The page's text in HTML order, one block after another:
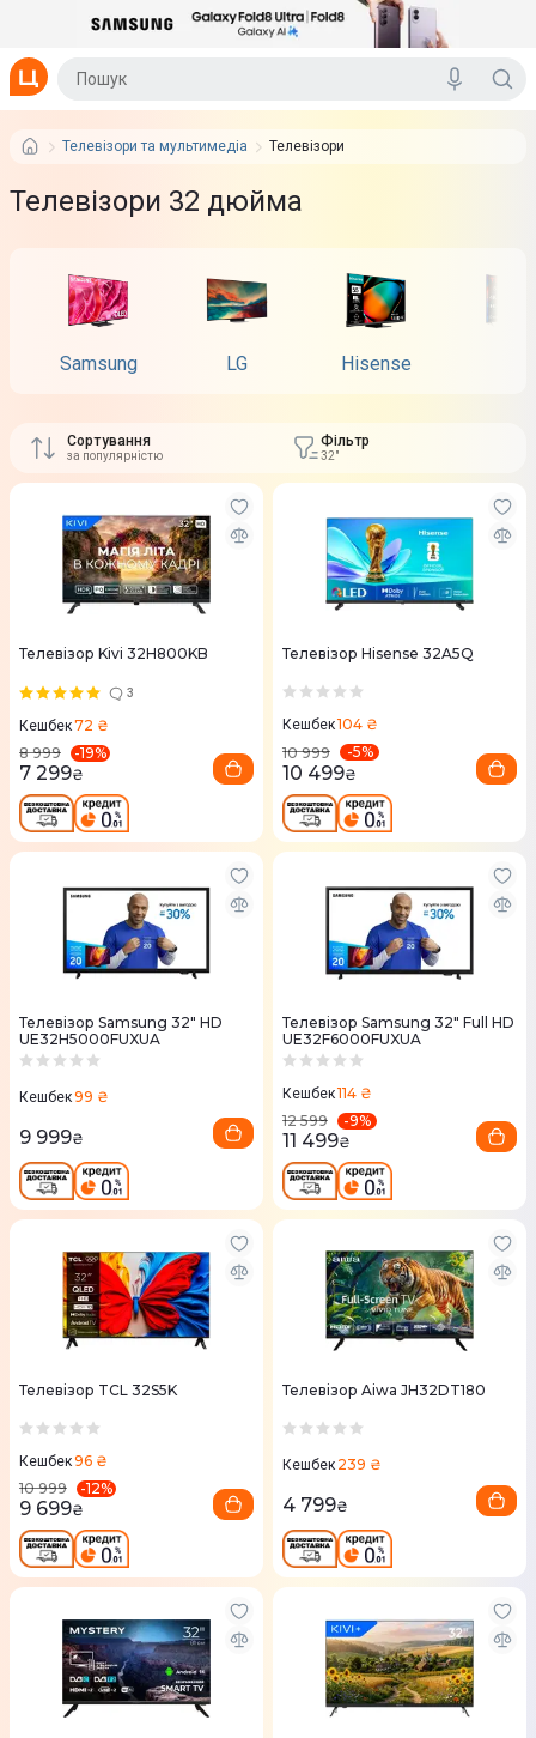
Телевізори та мультимедіа Телевізори
Телевізори 32 дюйма
Samsung LG Hisense
Сортування
за популярністю
Фільтр
32"
Телевізор Kivi 32H800KB
3
Кешбек72 ₴
8 999
-19%
7 299₴
Телевізор Hisense 32A5Q
Кешбек104 ₴
10 999
-5%
10 499₴
Телевізор Samsung 32" HD
UE32H5000FUXUA
Кешбек99 ₴
9 999₴
Телевізор Samsung 32" Full HD
UE32F6000FUXUA
Кешбек114 ₴
12 599
-9%
11 499₴
Телевізор TCL 32S5K
Кешбек96 ₴
10 999
-12%
9 699₴
Телевізор Aiwa JH32DT180
Кешбек 239 ₴
4 799₴